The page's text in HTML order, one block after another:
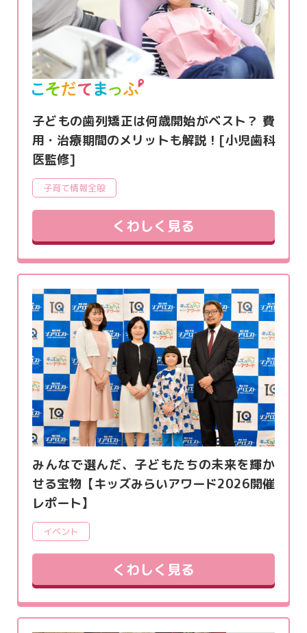
子どもの歯列矯正は何歳開始がベスト？ 費
用・治療期間のメリットも解説！[小児歯科
医監修]
子育て情報全般
くわしく見る
みんなで選んだ、子どもたちの未来を輝か
せる宝物【キッズみらいアワード2026開催
レポート】
イベント
くわしく見る